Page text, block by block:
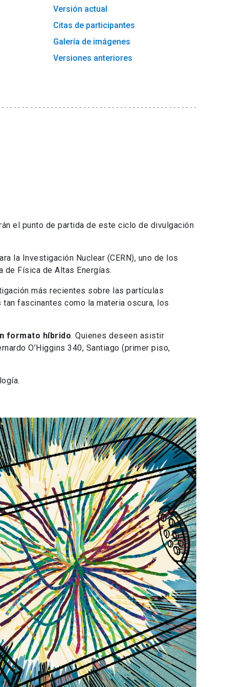
Versión actual
Citas de participantes
Galería de imágenes
Versiones anteriores
el punto de partida de este ciclo de divulgación
la Investigación Nuclear (CERN), uno de los
Física de Altas Energías.
más recientes sobre las partículas
fascinantes como la materia oscura, los
formato híbrido. Quienes deseen asistir
O’Higgins 340, Santiago (primer piso,